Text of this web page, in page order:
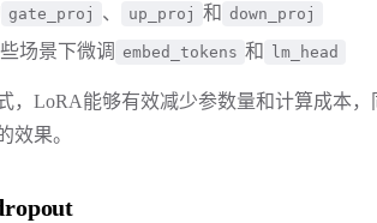
gate_proj 、 up_proj 和 down_proj
场景下微调 embed_tokens 和 lm_head
，LoRA能够有效减少参数量和计算成本，
效果。